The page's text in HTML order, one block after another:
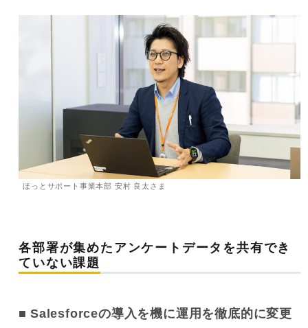
ほっとサポート事業本部 安村 良太さま
各部署が集めたアンケートデータを共有でき
ていない課題
Salesforceの導入を機に運用を徹底的に変更